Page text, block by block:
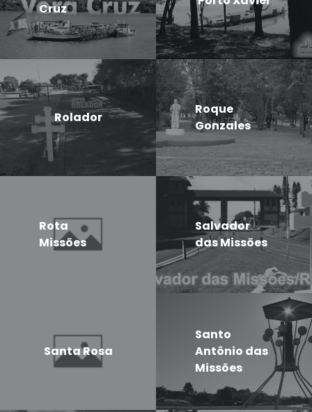
Cruz
Rolador
Roque
Gonzales
Rota
Missões
Salvador
das Missões
Santa Rosa
Santo
Antônio das
Missões